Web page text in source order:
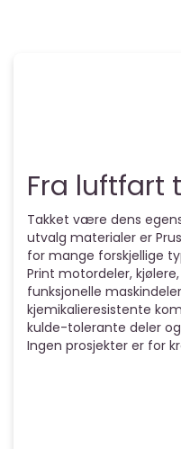
Fra luftfart
Takket være dens
utvalg materialer er
for mange forskjellige
Print motordeler,
funksjonelle
kjemikalieresistente
kulde-tolerante deler
Ingen prosjekter er for